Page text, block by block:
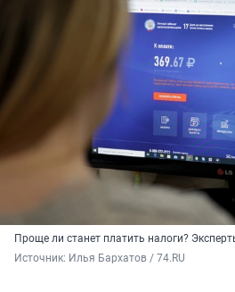
Проще ли станет платить налоги?
Источник: Илья Бархатов / 74.RU